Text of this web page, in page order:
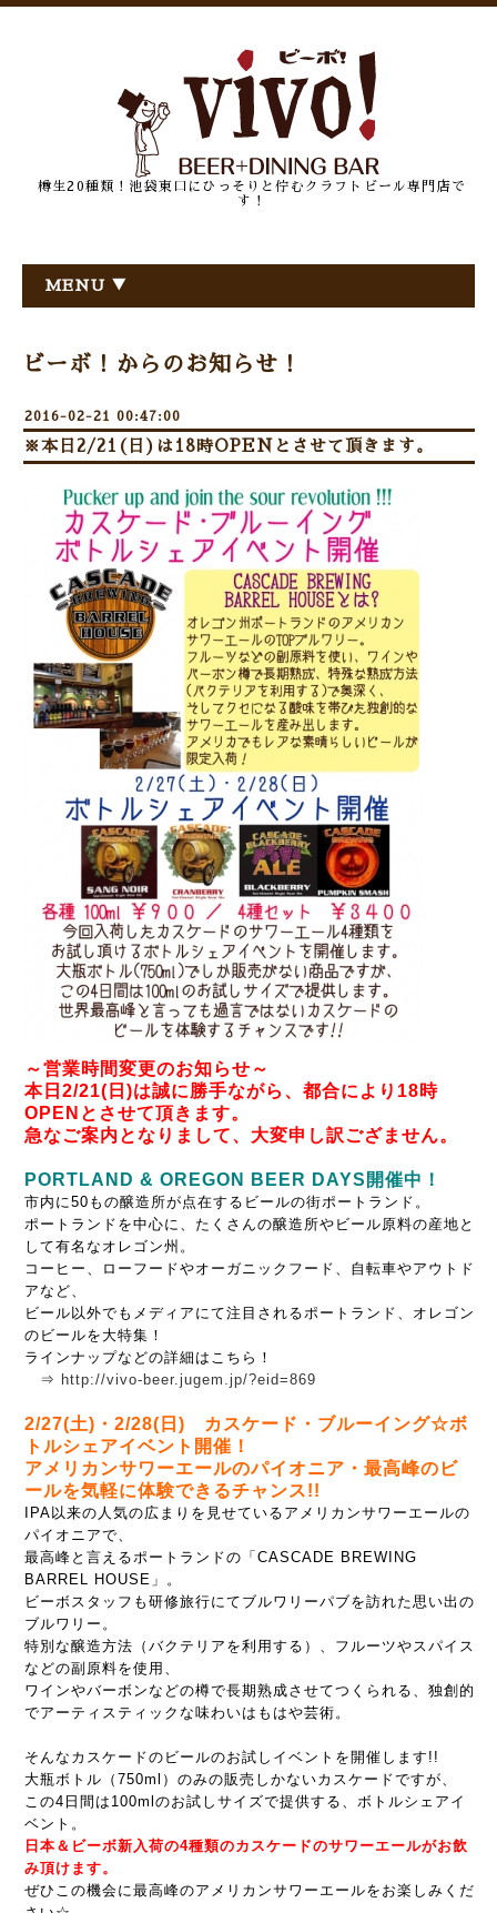
樽生20種類！池袋東口にひっそりと佇むクラフトビール専門店で
す！
MENU ▼
ビーボ！からのお知らせ！
2016-02-21 00:47:00
※本日2/21(日)は18時OPENとさせて頂きます。
～営業時間変更のお知らせ～
本日2/21(日)は誠に勝手ながら、都合により18時
OPENとさせて頂きます。
急なご案内となりまして、大変申し訳ござません。
PORTLAND & OREGON BEER DAYS開催中！
市内に50もの醸造所が点在するビールの街ポートランド。
ポートランドを中心に、たくさんの醸造所やビール原料の産地と
して有名なオレゴン州。
コーヒー、ローフードやオーガニックフード、自転車やアウトド
アなど、
ビール以外でもメディアにて注目されるポートランド、オレゴン
のビールを大特集！
ラインナップなどの詳細はこちら！
⇒ http://vivo-beer.jugem.jp/?eid=869
2/27(土)・2/28(日) カスケード・ブルーイング☆ボ
トルシェアイベント開催！
アメリカンサワーエールのパイオニア・最高峰のビ
ールを気軽に体験できるチャンス!!
IPA以来の人気の広まりを見せているアメリカンサワーエールの
パイオニアで、
最高峰と言えるポートランドの「CASCADE BREWING
BARREL HOUSE」。
ビーボスタッフも研修旅行にてブルワリーパブを訪れた思い出の
ブルワリー。
特別な醸造方法（バクテリアを利用する）、フルーツやスパイス
などの副原料を使用、
ワインやバーボンなどの樽で長期熟成させてつくられる、独創的
でアーティスティックな味わいはもはや芸術。
そんなカスケードのビールのお試しイベントを開催します!!
大瓶ボトル（750ml）のみの販売しかないカスケードですが、
この4日間は100mlのお試しサイズで提供する、ボトルシェアイ
ベント。
日本＆ビーボ新入荷の4種類のカスケードのサワーエールがお飲
み頂けます。
ぜひこの機会に最高峰のアメリカンサワーエールをお楽しみくだ